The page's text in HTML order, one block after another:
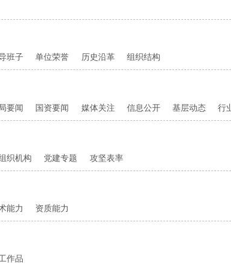
班子 单位荣誉 历史沿革 组织结构
要闻 国资要闻 媒体关注 信息公开 基层动态 行
织机构 党建专题 攻坚表率
能力 资质能力
作品